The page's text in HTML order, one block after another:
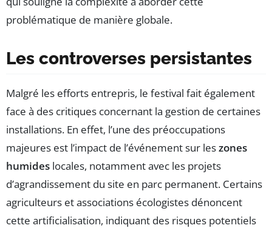
problématique de manière globale.
Les controverses persistantes
Malgré les efforts entrepris, le festival fait également
face à des critiques concernant la gestion de certaines
installations. En effet, l’une des préoccupations
majeures est l’impact de l’événement sur leszones
humides locales, notamment avec les projets
d’agrandissement du site en parc permanent. Certains
agriculteurs et associations écologistes dénoncent
cette artificialisation, indiquant des risques potentiels